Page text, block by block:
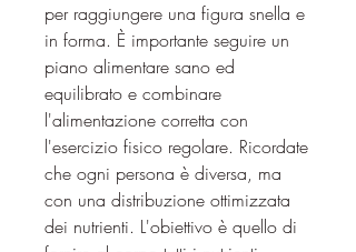
per raggiungere una figura snella e
in forma. È importante seguire un
piano alimentare sano ed
equilibrato e combinare
l'alimentazione corretta con
l'esercizio fisico regolare. Ricordate
che ogni persona è diversa, ma
con una distribuzione ottimizzata
dei nutrienti. L'obiettivo è quello di